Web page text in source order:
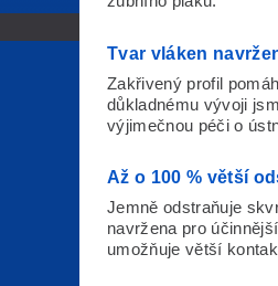
Tvar vláken
Zakřivený profil
důkladnému vývoji
výjimečnou péči o
Až o 100 % větší
Jemně odstraňuje
navržena pro
umožňuje větší